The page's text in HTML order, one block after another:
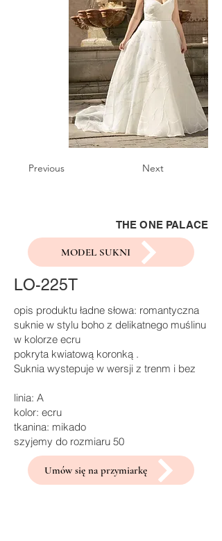
Previous Next
THE ONE PALACE
MODEL SUKNI
LO-225T
opis produktu ładne słowa: romantyczna
suknie w stylu boho z delikatnego muślinu
w kolorze ecru
pokryta kwiatową koronką .
Suknia wystepuje w wersji z trenm i bez
linia: A
kolor: ecru
tkanina: mikado
szyjemy do rozmiaru 50
Umów się na przymiarkę